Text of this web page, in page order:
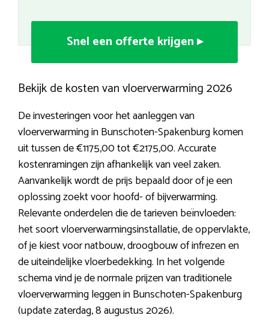
Snel een offerte krijgen ▸
Bekijk de kosten van vloerverwarming 2026
De investeringen voor het aanleggen van
vloerverwarming in Bunschoten-Spakenburg komen
uit tussen de €1175,00 tot €2175,00. Accurate
kostenramingen zijn afhankelijk van veel zaken.
Aanvankelijk wordt de prijs bepaald door of je een
oplossing zoekt voor hoofd- of bijverwarming.
Relevante onderdelen die de tarieven beïnvloeden:
het soort vloerverwarmingsinstallatie, de oppervlakte,
of je kiest voor natbouw, droogbouw of infrezen en
de uiteindelijke vloerbedekking. In het volgende
schema vind je de normale prijzen van traditionele
vloerverwarming leggen in Bunschoten-Spakenburg
(update zaterdag, 8 augustus 2026).